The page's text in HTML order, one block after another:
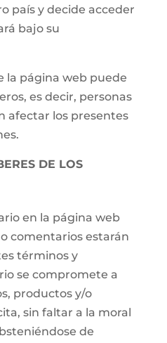
país y decide acceder
bajo su
la página web puede
es decir, personas
afectar los presentes
DE LOS
en la página web
comentarios estarán
términos y
se compromete a
productos y/o
sin faltar a la moral
de